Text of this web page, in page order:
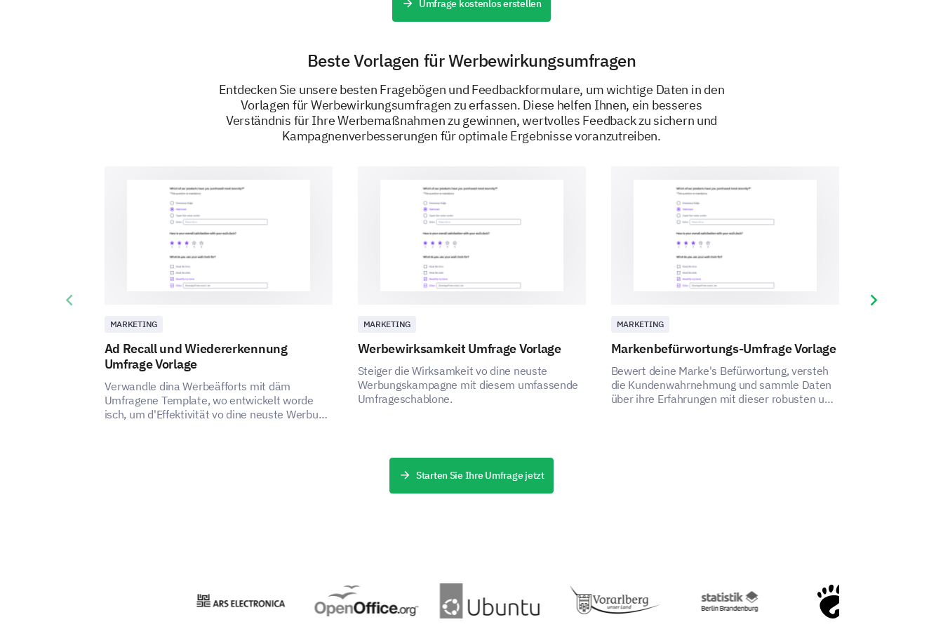
BEREITGESTELLT VON
Umfrage kostenlos erstellen
Beste Vorlagen für Werbewirkungsumfragen
Entdecken Sie unsere besten Fragebögen und Feedbackformulare, um wichtige Daten in den
Vorlagen für Werbewirkungsumfragen zu erfassen. Diese helfen Ihnen, ein besseres
Verständnis für Ihre Werbemaßnahmen zu gewinnen, wertvolles Feedback zu sichern und
Kampagnenverbesserungen für optimale Ergebnisse voranzutreiben.
MARKETING
Ad Recall und Wiedererkennung
Umfrage Vorlage
Verwandle dina Werbeäfforts mit däm
Umfragene Template, wo entwickelt worde
isch, um d'Effektivität vo dine neuste Werbung
MARKETING
Werbewirksamkeit Umfrage Vorlage
Steiger die Wirksamkeit vo dine neuste
Werbungskampagne mit diesem umfassende
Umfrageschablone.
MARKETING
Markenbefürwortungs-Umfrage Vorlage
Bewert deine Marke's Befürwortung, versteh
die Kundenwahrnehmung und sammle Daten
über ihre Erfahrungen mit dieser robusten und
Previous slide Next slide
Starten Sie Ihre Umfrage jetzt